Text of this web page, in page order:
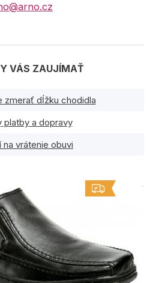
VÁS ZAUJÍMAŤ
zmerať dĺžku chodidla
platby a dopravy
na vrátenie obuvi
PRODUKTY